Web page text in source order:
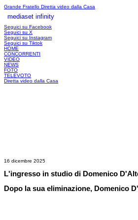
Grande Fratello Diretta video dalla Casa
mediaset infinity
Seguici su Facebook
Seguici su X
Seguici su Instagram
Seguici su Tiktok
HOME
CONCORRENTI
VIDEO
NEWS
FOTO
TELEVOTO
Diretta video dalla Casa
16 dicembre 2025
L'ingresso in studio di Domenico
Dopo la sua eliminazione, Domenico